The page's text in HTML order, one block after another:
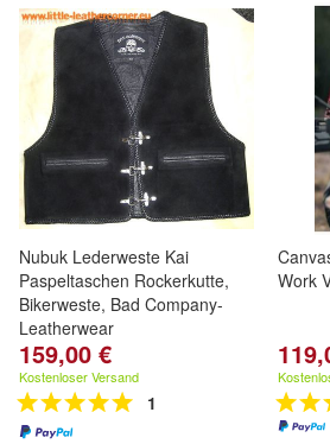
Nubuk Lederweste Kai
Paspeltaschen Rockerkutte,
Bikerweste, Bad Company-
Leatherwear
159,00 €
Kostenloser Versand
1
Work